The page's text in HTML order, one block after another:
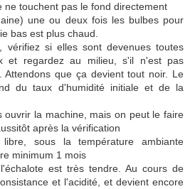
ne touchent pas le fond directement
une ou deux fois les bulbes pour
bas est plus chaud.
vérifiez si elles sont devenues toutes
et regardez au milieu, s'il n'est pas
Attendons que ça devient tout noir. Le
du taux d'humidité initiale et de la
ouvrir la machine, mais on peut le faire
après la vérification
sous la température ambiante
minimum 1 mois
est très tendre. Au cours de
et l'acidité, et devient encore